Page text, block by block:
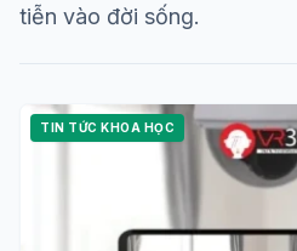
tiễn vào đời sống.
TIN TỨC KHOA HỌC